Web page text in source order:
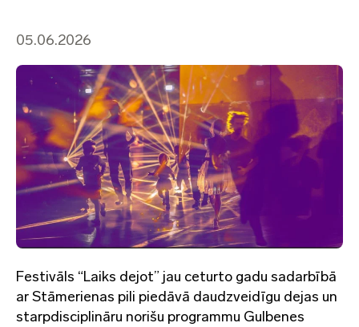
05.06.2026
Festivāls “Laiks dejot” jau ceturto gadu sadarbībā
ar Stāmerienas pili piedāvā daudzveidīgu dejas un
starpdisciplināru norišu programmu Gulbenes